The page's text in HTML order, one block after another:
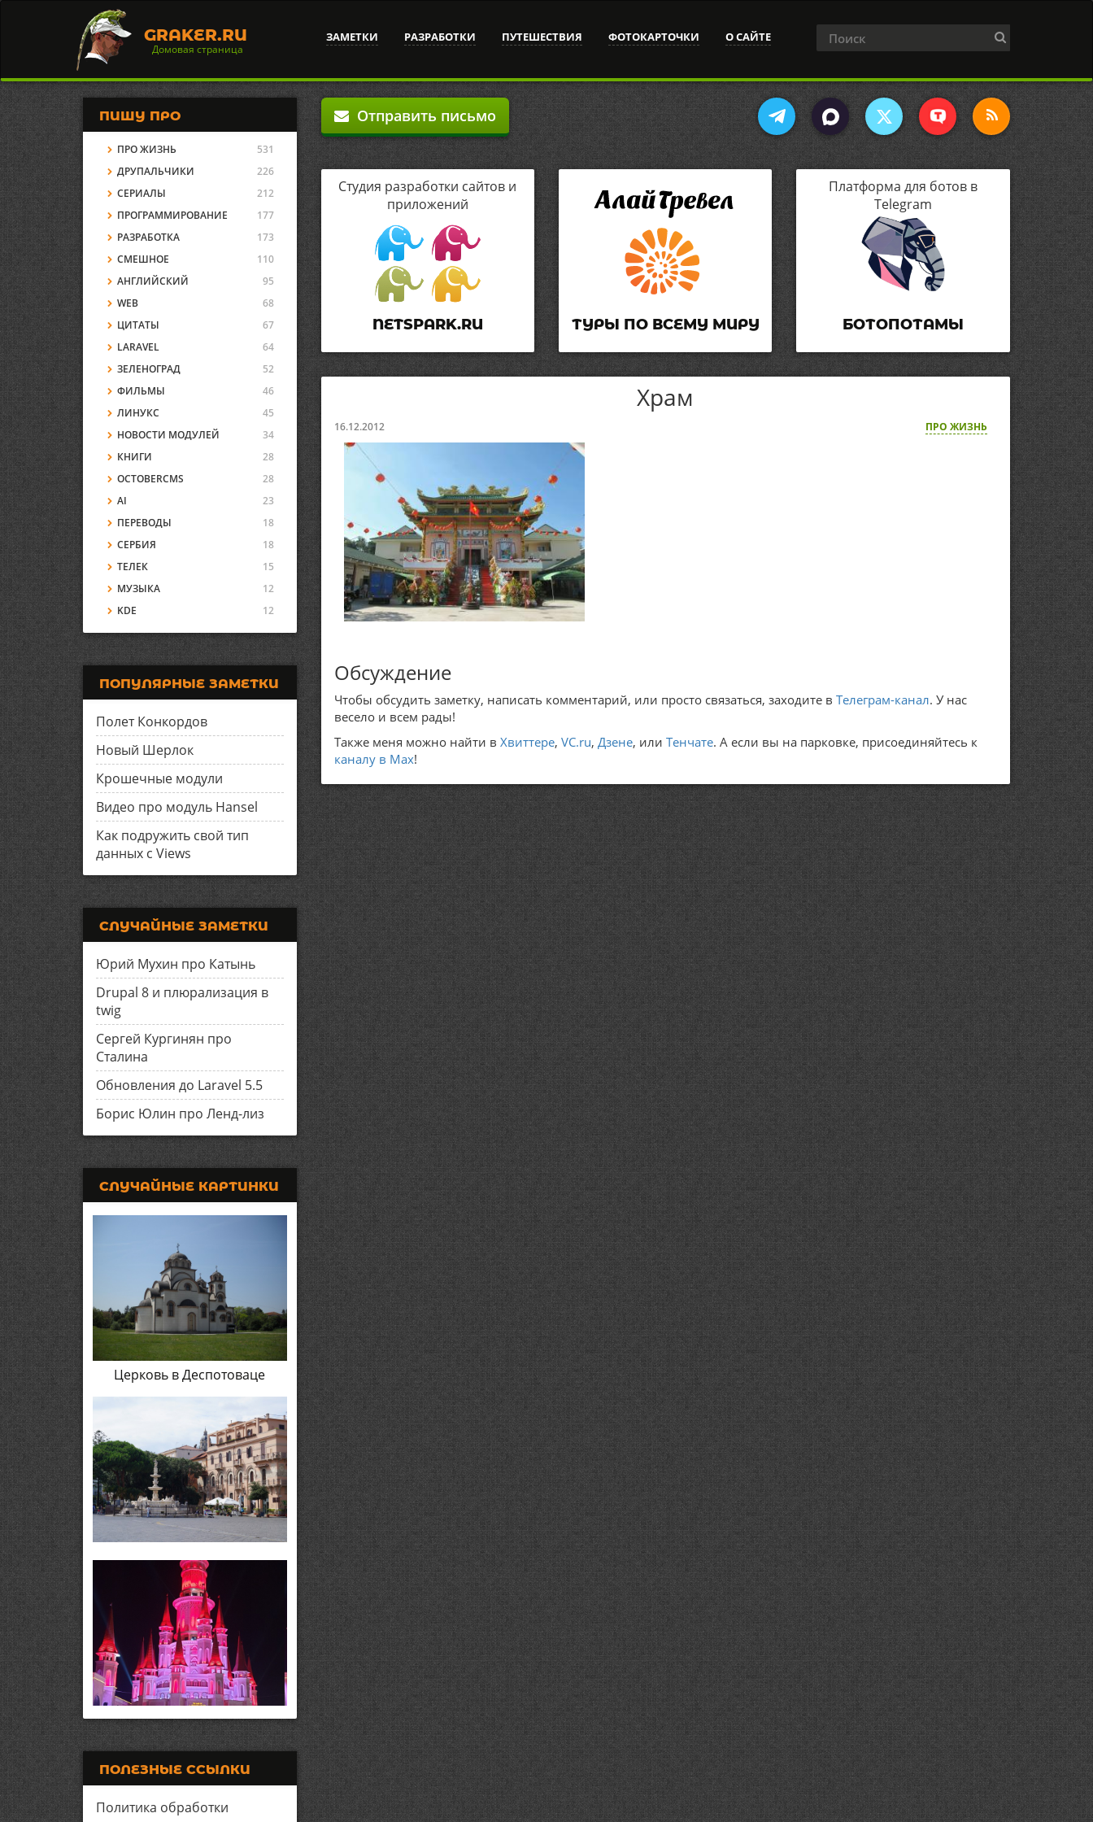
GRAKER.RU
Домовая страница
ЗАМЕТКИ РАЗРАБОТКИ ПУТЕШЕСТВИЯ ФОТОКАРТОЧКИ О САЙТЕ
Отправить письмо
Студия разработки сайтов и
приложений
NETSPARK.RU ТУРЫ ПО ВСЕМУ МИРУ
Платформа для ботов в
Telegram
БОТОПОТАМЫ
Храм
16.12.2012 ПРО ЖИЗНЬ
Обсуждение
Чтобы обсудить заметку, написать комментарий, или просто связаться, заходите в Телеграм-канал. У нас
весело и всем рады!
Также меня можно найти в Хвиттере, VC.ru, Дзене, или Тенчате. А если вы на парковке, присоединяйтесь к
каналу в Max!
ПИШУ ПРО
ПРО ЖИЗНЬ
531
ДРУПАЛЬЧИКИ
226
СЕРИАЛЫ
212
ПРОГРАММИРОВАНИЕ
177
РАЗРАБОТКА
173
СМЕШНОЕ
110
АНГЛИЙСКИЙ
95
WEB
68
ЦИТАТЫ
67
LARAVEL
64
ЗЕЛЕНОГРАД
52
ФИЛЬМЫ
46
ЛИНУКС
45
НОВОСТИ МОДУЛЕЙ
34
КНИГИ
28
OCTOBERCMS
28
AI
23
ПЕРЕВОДЫ
18
СЕРБИЯ
18
ТЕЛЕК
15
МУЗЫКА
12
KDE
12
ПОПУЛЯРНЫЕ ЗАМЕТКИ
Полет Конкордов
Новый Шерлок
Крошечные модули
Видео про модуль Hansel
Как подружить свой тип
данных с Views
СЛУЧАЙНЫЕ ЗАМЕТКИ
Юрий Мухин про Катынь
Drupal 8 и плюрализация в
twig
Сергей Кургинян про
Сталина
Обновления до Laravel 5.5
Борис Юлин про Ленд-лиз
СЛУЧАЙНЫЕ КАРТИНКИ
Церковь в Деспотоваце
ПОЛЕЗНЫЕ ССЫЛКИ
Политика обработки